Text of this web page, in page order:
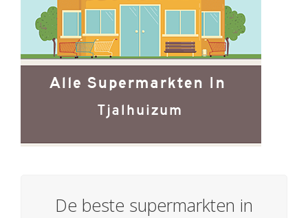
De beste supermarkten in